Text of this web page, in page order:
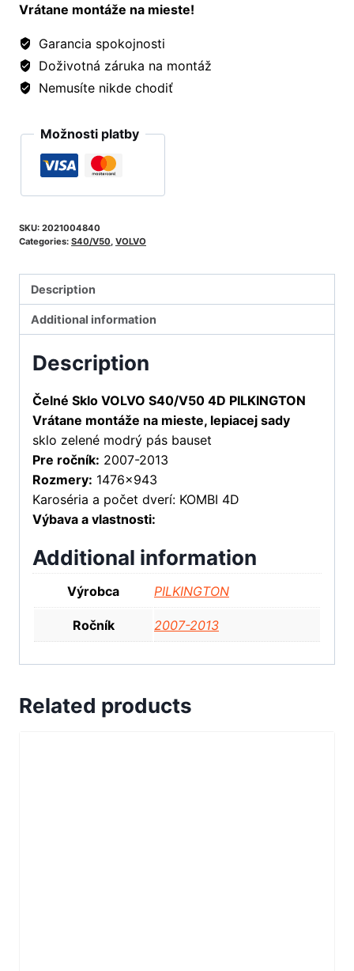
Vrátane montáže na mieste!
Garancia spokojnosti
Doživotná záruka na montáž
Nemusíte nikde chodiť
Možnosti platby
SKU: 2021004840
Categories: S40/V50 VOLVO
Description
Additional information
Description
Čelné Sklo VOLVO S40/V50 4D PILKINGTON
Vrátane montáže na mieste, lepiacej sady
sklo zelené modrý pás bauset
Pre ročník: 2007-2013
Rozmery: 1476×943
Karoséria a počet dverí: KOMBI 4D
Výbava a vlastnosti:
Additional information
Výrobca PILKINGTON
Ročník 2007-2013
Related products